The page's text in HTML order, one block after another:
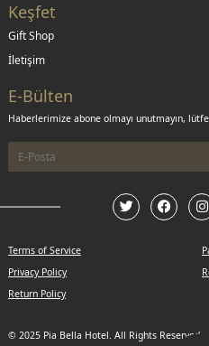
Keşfet
Gift Shop
İletişim
E-Bülten
Haberlerimize abone olmayı unutmayın,
Terms of Service
Privacy Policy
Return Policy
© 2025 Pia Bella Hotel. All Rights Reserved.